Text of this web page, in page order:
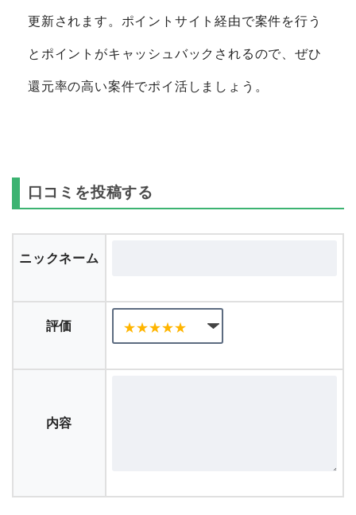
更新されます。ポイントサイト経由で案件を行う
とポイントがキャッシュバックされるので、ぜひ
還元率の高い案件でポイ活しましょう。
口コミを投稿する
ニックネーム
評価
内容